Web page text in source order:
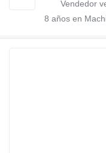
8 años en